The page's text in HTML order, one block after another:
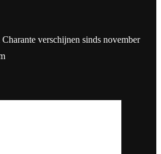
verschijnen sinds november